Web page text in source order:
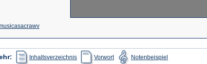
(Öffnet
in
einem
neuen
Inhaltsverzeichnis
(Öffnet
in
Vorwort
(Öffnet
in
Notenbeispiel in